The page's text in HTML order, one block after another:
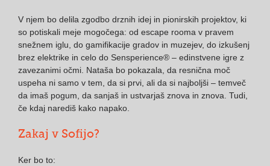
V njem bo delila zgodbo drznih idej in pionirskih projektov, ki
so potiskali meje mogočega: od escape rooma v pravem
snežnem iglu, do gamifikacije gradov in muzejev, do izkušenj
brez elektrike in celo do Sensperience® – edinstvene igre z
zavezanimi očmi. Nataša bo pokazala, da resnična moč
uspeha ni samo v tem, da si prvi, ali da si najboljši – temveč
da imaš pogum, da sanjaš in ustvarjaš znova in znova. Tudi,
če kdaj narediš kako napako.
Zakaj v Sofijo?
Ker bo to: